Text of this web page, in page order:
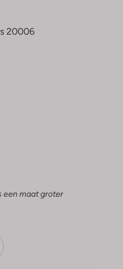
20006
een maat groter